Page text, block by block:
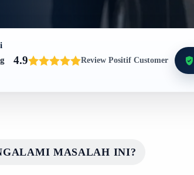
4.9 Review Positif Customer
MASALAH INI?